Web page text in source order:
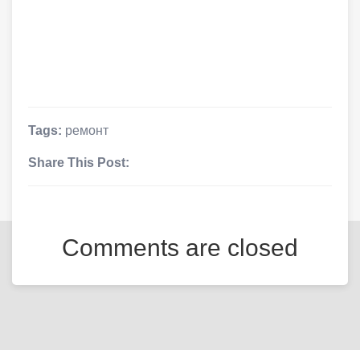
Tags: ремонт
Share This Post:
Comments are closed